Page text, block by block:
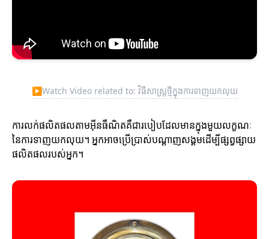
▶Watch Video related to: វិធីសាស្ត្រថ្មីក្នុងការទាញយកលុយ
ការលក់ផលិតផលតាមអ៊ីនធឺណិតគឺជារបៀបដែលមានក្នុងមួយលក្ខណៈ
នៃការទាញយកលុយ។ អ្នកអាចប្រើប្រាស់បណ្តាញសង្គមដើម្បីផ្សព្វផ្សាយ
ផលិតផលរបស់អ្នក។